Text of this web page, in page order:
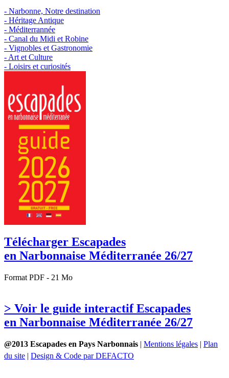
- Narbonne, Notre destination
- Héritage Antique
- Méditerrannée
- Canal du Midi et Robine
- Vignobles et Gastronomie
- Art et Culture
- Loisirs et curiosités
Télécharger Escapades
en Narbonnaise Méditerranée 26/27
Format PDF - 21 Mo
> Voir le guide interactif Escapades
en Narbonnaise Méditerranée 26/27
@2013 Escapades en Pays Narbonnais | Mentions légales | Plan
du site | Design & Code par DEFACTO